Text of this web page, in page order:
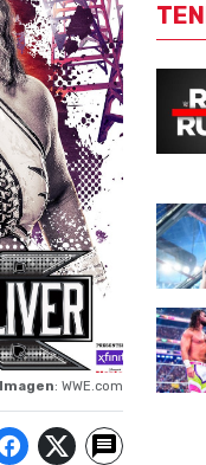
Imagen: WWE.com